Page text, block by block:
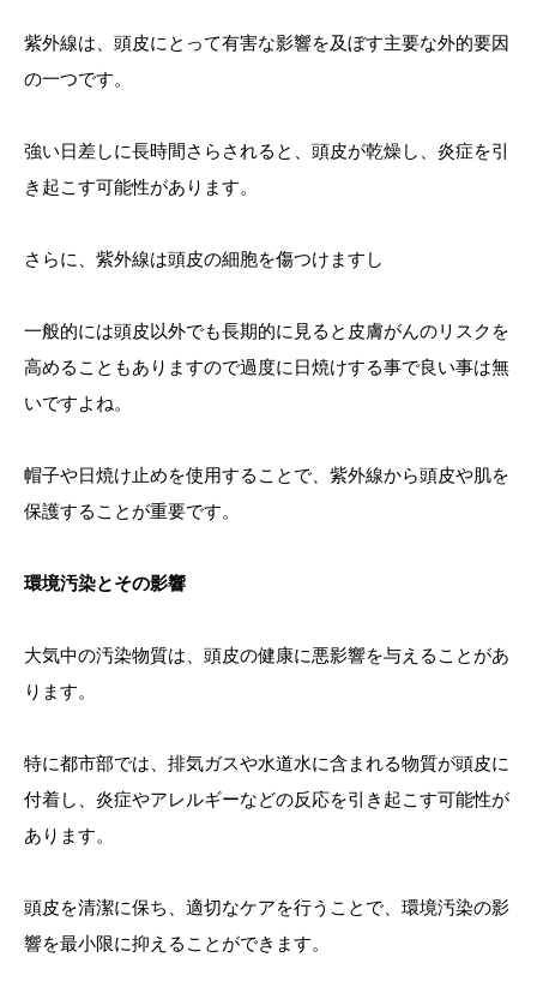
紫外線は、頭皮にとって有害な影響を及ぼす主要な外的要因
の一つです。
強い日差しに長時間さらされると、頭皮が乾燥し、炎症を引
き起こす可能性があります。
さらに、紫外線は頭皮の細胞を傷つけますし
一般的には頭皮以外でも長期的に見ると皮膚がんのリスクを
高めることもありますので過度に日焼けする事で良い事は無
いですよね。
帽子や日焼け止めを使用することで、紫外線から頭皮や肌を
保護することが重要です。
環境汚染とその影響
大気中の汚染物質は、頭皮の健康に悪影響を与えることがあ
ります。
特に都市部では、排気ガスや水道水に含まれる物質が頭皮に
付着し、炎症やアレルギーなどの反応を引き起こす可能性が
あります。
頭皮を清潔に保ち、適切なケアを行うことで、環境汚染の影
響を最小限に抑えることができます。